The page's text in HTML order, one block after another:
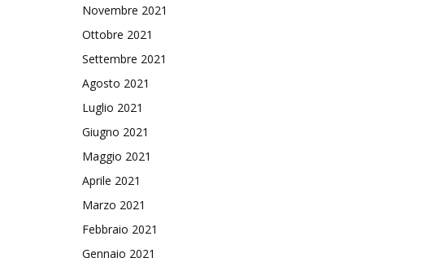
Novembre 2021
Ottobre 2021
Settembre 2021
Agosto 2021
Luglio 2021
Giugno 2021
Maggio 2021
Aprile 2021
Marzo 2021
Febbraio 2021
Gennaio 2021